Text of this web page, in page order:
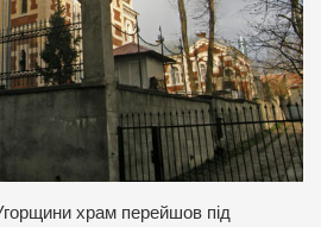
храм перейшов під